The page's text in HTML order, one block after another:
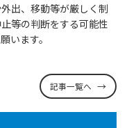
出、移動等が厳しく制
等の判断をする可能性
います。
記事一覧へ